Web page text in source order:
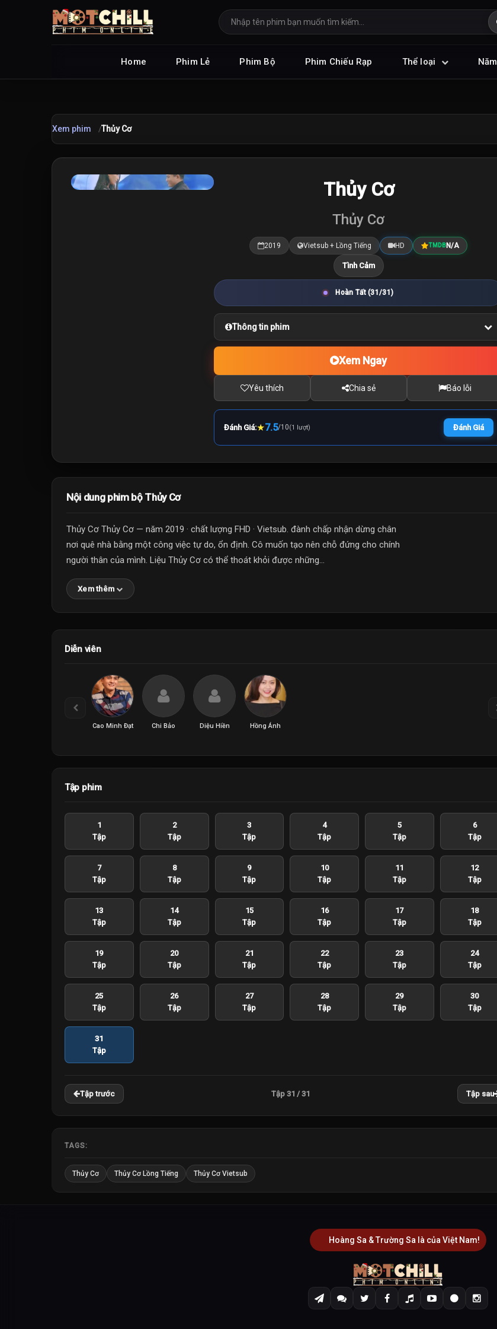
Home Phim Lẻ Phim Bộ Phim Chiếu Rạp Thể loại Năm
Xem phim Thủy Cơ
/10 Thủy Cơ
Thủy Cơ
2019 Vietsub + Lồng Tiếng HD TMDBN/A
Tình Cảm
Hoàn Tất (31/31)
Thông tin phim
Xem Ngay
Yêu thích Chia sẻ Báo lỗi
Đánh Giá:★7.5/10(1 lượt) Đánh Giá
Nội dung phim bộ Thủy Cơ
Thủy Cơ Thủy Cơ — năm 2019 · chất lượng FHD · Vietsub. đành chấp nhận dừng chân
nơi quê nhà bằng một công việc tự do, ổn định. Cô muốn tạo nên chỗ đứng cho chính
người thân của mình. Liệu Thủy Cơ có thể thoát khỏi được những...
Xem thêm
Diễn viên
Cao Minh Đạt Chi Bảo Diệu Hiền Hồng Ánh
Tập phim
1
Tập
2
Tập
3
Tập
4
Tập
5
Tập
6
Tập
7
Tập
8
Tập
9
Tập
10
Tập
11
Tập
12
Tập
13
Tập
14
Tập
15
Tập
16
Tập
17
Tập
18
Tập
19
Tập
20
Tập
21
Tập
22
Tập
23
Tập
24
Tập
25
Tập
26
Tập
27
Tập
28
Tập
29
Tập
30
Tập
31
Tập
Tập trước Tập 31 / 31 Tập sau
TAGS:
Thủy Cơ Thủy Cơ Lồng Tiếng Thủy Cơ Vietsub
Hoàng Sa & Trường Sa là của Việt Nam!